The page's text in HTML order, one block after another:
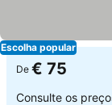
Escolha popular
De € 75
Consulte os